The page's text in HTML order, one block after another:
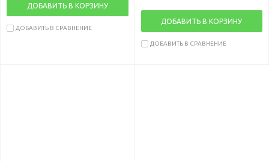
ДОБАВИТЬ В КОРЗИНУ
ДОБАВИТЬ В СРАВНЕНИЕ
ДОБАВИТЬ В КОРЗИНУ
ДОБАВИТЬ В СРАВНЕНИЕ